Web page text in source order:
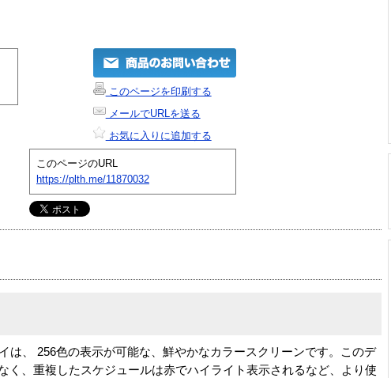
このページを印刷する
メールでURLを送る
お気に入りに追加する
このページのURL
https://plth.me/11870032
は、 256色の表示が可能な、鮮やかなカラースクリーンです。このデ
く、重複したスケジュールは赤でハイライト表示されるなど、より使